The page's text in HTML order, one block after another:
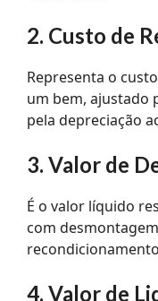
2. Custo de
Representa o
um bem, ajustado
pela depreciação
3. Valor de
É o valor líquido
com
4. Valor de